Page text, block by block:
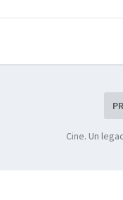
Cine. Un